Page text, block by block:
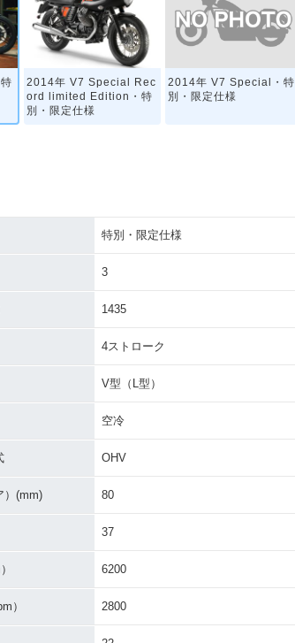
2014年 V7 Special Rec
ord limited Edition・特
別・限定仕様
2014年 V7 Special・特
別・限定仕様
特別・限定仕様
3
1435
4ストローク
V型（L型）
空冷
OHV
）(mm) 80
37
6200
） 2800